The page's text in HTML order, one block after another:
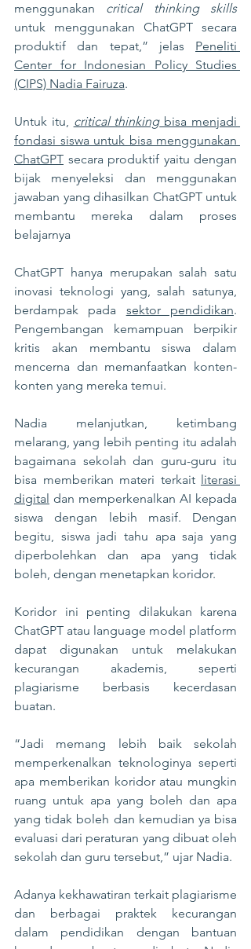
menggunakan critical thinking skills
untuk menggunakan ChatGPT secara
produktif dan tepat,” jelas Peneliti
Center for Indonesian Policy Studies
(CIPS) Nadia Fairuza.
Untuk itu, critical thinking bisa menjadi
fondasi siswa untuk bisa menggunakan
ChatGPT secara produktif yaitu dengan
bijak menyeleksi dan menggunakan
jawaban yang dihasilkan ChatGPT untuk
membantu mereka dalam proses
belajarnya
ChatGPT hanya merupakan salah satu
inovasi teknologi yang, salah satunya,
berdampak pada sektor pendidikan.
Pengembangan kemampuan berpikir
kritis akan membantu siswa dalam
mencerna dan memanfaatkan konten-
konten yang mereka temui.
Nadia melanjutkan, ketimbang
melarang, yang lebih penting itu adalah
bagaimana sekolah dan guru-guru itu
bisa memberikan materi terkait literasi
digital dan memperkenalkan AI kepada
siswa dengan lebih masif. Dengan
begitu, siswa jadi tahu apa saja yang
diperbolehkan dan apa yang tidak
boleh, dengan menetapkan koridor.
Koridor ini penting dilakukan karena
ChatGPT atau language model platform
dapat digunakan untuk melakukan
kecurangan akademis, seperti
plagiarisme berbasis kecerdasan
buatan.
“Jadi memang lebih baik sekolah
memperkenalkan teknologinya seperti
apa memberikan koridor atau mungkin
ruang untuk apa yang boleh dan apa
yang tidak boleh dan kemudian ya bisa
evaluasi dari peraturan yang dibuat oleh
sekolah dan guru tersebut,” ujar Nadia.
Adanya kekhawatiran terkait plagiarisme
dan berbagai praktek kecurangan
dalam pendidikan dengan bantuan